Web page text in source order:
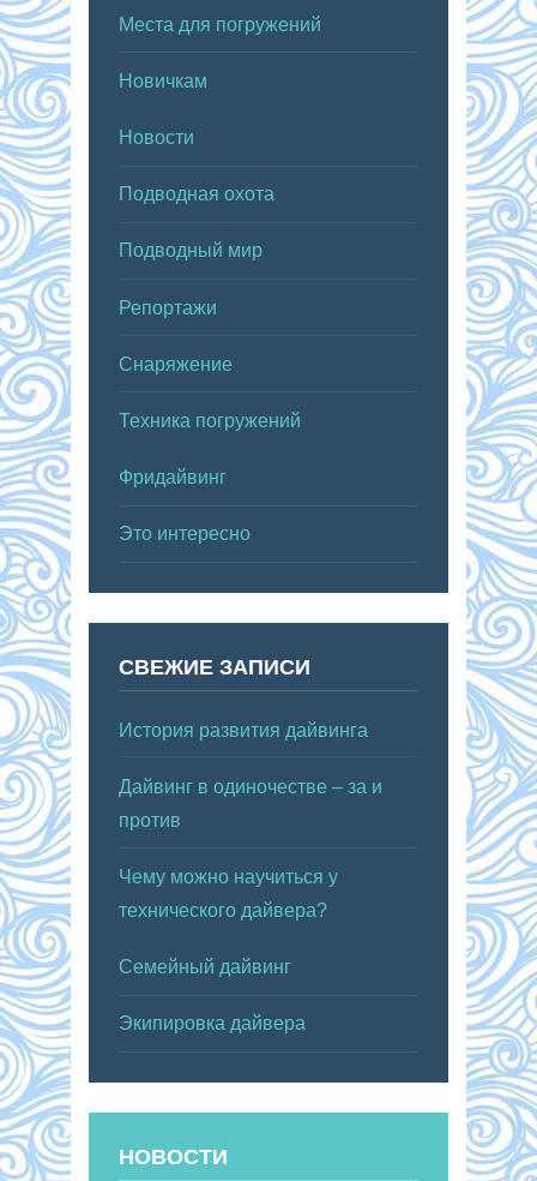
Места для погружений
Новичкам
Новости
Подводная охота
Подводный мир
Репортажи
Снаряжение
Техника погружений
Фридайвинг
Это интересно
СВЕЖИЕ ЗАПИСИ
История развития дайвинга
Дайвинг в одиночестве – за и
против
Чему можно научиться у
технического дайвера?
Семейный дайвинг
Экипировка дайвера
НОВОСТИ